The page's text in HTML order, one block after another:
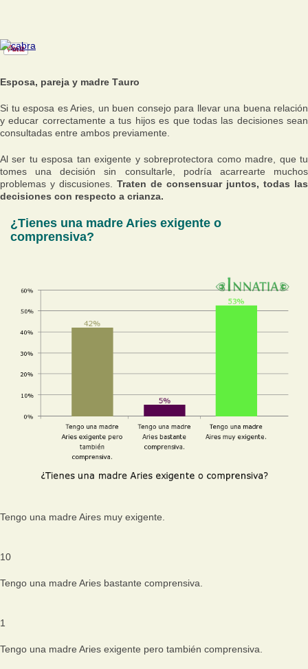
Esposa, pareja y madre Tauro
Si tu esposa es Aries, un buen consejo para llevar una buena relación
y educar correctamente a tus hijos es que todas las decisiones sean
consultadas entre ambos previamente.
Al ser tu esposa tan exigente y sobreprotectora como madre, que tu
tomes una decisión sin consultarle, podría acarrearte muchos
problemas y discusiones. Traten de consensuar juntos, todas las
decisiones con respecto a crianza.
¿Tienes una madre Aries exigente o
comprensiva?
Tengo una madre Aires muy exigente.
10
Tengo una madre Aries bastante comprensiva.
1
Tengo una madre Aries exigente pero también comprensiva.